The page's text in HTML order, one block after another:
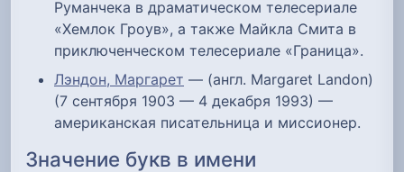
Руманчека в драматическом телесериале
«Хемлок Гроув», а также Майкла Смита в
приключенческом телесериале «Граница».
Лэндон, Маргарет — (англ. Margaret Landon)
(7 сентября 1903 — 4 декабря 1993) —
американская писательница и миссионер.
Значение букв в имени